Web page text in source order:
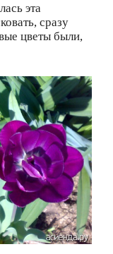
эта
сразу
цветы были,